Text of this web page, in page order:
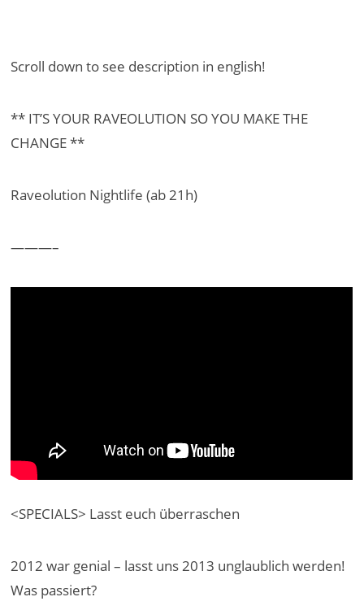
Scroll down to see description in english!
** IT’S YOUR RAVEOLUTION SO YOU MAKE THE
CHANGE **
Raveolution Nightlife (ab 21h)
———–
<SPECIALS> Lasst euch überraschen
2012 war genial – lasst uns 2013 unglaublich werden!
Was passiert?